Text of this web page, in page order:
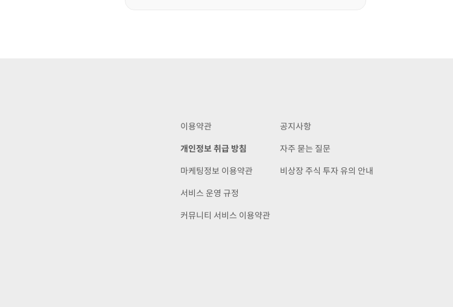
이용약관
개인정보 취급 방침
마케팅정보 이용약관
서비스 운영 규정
커뮤니티 서비스 이용약관
공지사항
자주 묻는 질문
비상장 주식 투자 유의 안내